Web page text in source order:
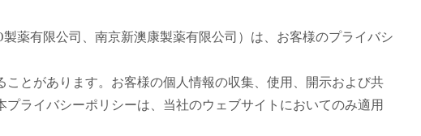
薬有限公司、南京新澳康製薬有限公司）は、お客様のプライバシ
とがあります。お客様の個人情報の収集、使用、開示および共
ライバシーポリシーは、当社のウェブサイトにおいてのみ適用